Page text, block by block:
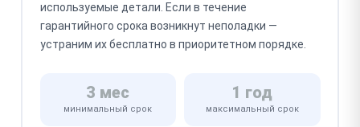
используемые детали. Если в течение
гарантийного срока возникнут неполадки —
устраним их бесплатно в приоритетном порядке.
3 мес
минимальный срок
1 год
максимальный срок